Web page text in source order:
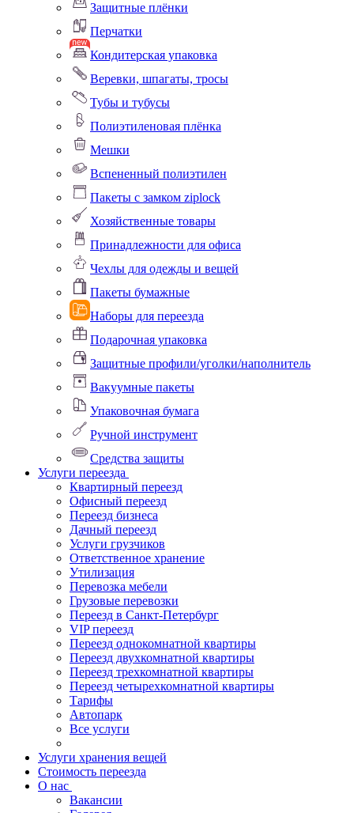
Защитные плёнки
Перчатки
Кондитерская упаковка
Веревки, шпагаты, тросы
Тубы и тубусы
Полиэтиленовая плёнка
Мешки
Вспененный полиэтилен
Пакеты с замком ziplock
Хозяйственные товары
Принадлежности для офиса
Чехлы для одежды и вещей
Пакеты бумажные
Наборы для переезда
Подарочная упаковка
Защитные профили/уголки/наполнитель
Вакуумные пакеты
Упаковочная бумага
Ручной инструмент
Средства защиты
Услуги переезда
Квартирный переезд
Офисный переезд
Переезд бизнеса
Дачный переезд
Услуги грузчиков
Ответственное хранение
Утилизация
Перевозка мебели
Грузовые перевозки
Переезд в Санкт-Петербург
VIP переезд
Переезд однокомнатной квартиры
Переезд двухкомнатной квартиры
Переезд трехкомнатной квартиры
Переезд четырехкомнатной квартиры
Тарифы
Автопарк
Все услуги
Услуги хранения вещей
Стоимость переезда
О нас
Вакансии